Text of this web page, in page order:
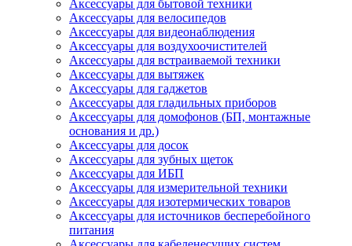
Аксессуары для бытовой техники
Аксессуары для велосипедов
Аксессуары для видеонаблюдения
Аксессуары для воздухоочистителей
Аксессуары для встраиваемой техники
Аксессуары для вытяжек
Аксессуары для гаджетов
Аксессуары для гладильных приборов
Аксессуары для домофонов (БП, монтажные
основания и др.)
Аксессуары для досок
Аксессуары для зубных щеток
Аксессуары для ИБП
Аксессуары для измерительной техники
Аксессуары для изотермических товаров
Аксессуары для источников бесперебойного
питания